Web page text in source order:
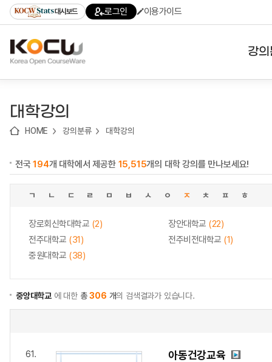
기
기
기
content)
가
대시보드 로그인 이용가이드
강
대학강의
HOME 강의분류 대학강의
전국194개 대학에서 제공한 15,515개의 대학 강의를 만나보세요!
ㄱ ㄴ ㄷ ㄹ ㅁ ㅂ ㅅ ㅇ ㅈ ㅊ ㅍ ㅎ
장로회신학대학교 (2) 장안대학교 (22)
전주대학교 (31) 전주비전대학교 (1)
중원대학교 (38)
중앙대학교 에 대한 총306 개의 검색결과가 있습니다.
61. 아동건강교육